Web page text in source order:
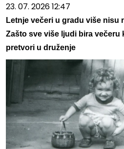
23. 07. 2026 12:47
Letnje večeri u gradu više nisu
Zašto sve više ljudi bira večeru
pretvori u druženje